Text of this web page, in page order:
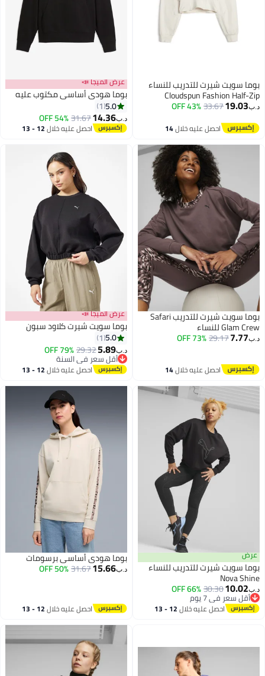
بوما سويت شيرت للتدريب للنساء
Cloudspun Fashion Half-Zip
د.ب‏19.03
33.67
43% OFF
احصل عليه خلال14
2
عرض الميجا 📣
بوما هودي أساسي مكتوب عليه
5.0
1
د.ب‏14.36
31.67
54% OFF
احصل عليه خلال 12 - 13
بوما سويت شيرت للتدريب Safari
Glam Crew للنساء
د.ب‏7.77
29.17
73% OFF
احصل عليه خلال14
2
عرض الميجا 📣
بوما سويت شيرت كلاود سبون
5.0
1
د.ب‏5.89
29.32
79% OFF
أقل سعر في السنة
أقل سعر في السنة
احصل عليه خلال 12 - 13
عرض
بوما سويت شيرت للتدريب للنساء
Nova Shine
د.ب‏10.02
30.30
66% OFF
أقل سعر في 7 يوم
أقل سعر في 7 يوماحصل عليه خلال 12 - 13
بوما هودي أساسي برسومات
د.ب‏15.66
31.67
50% OFF
احصل عليه خلال 12 - 13